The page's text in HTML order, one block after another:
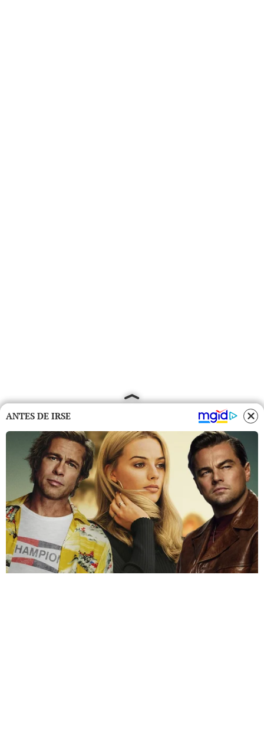
ANTES DE IRSE